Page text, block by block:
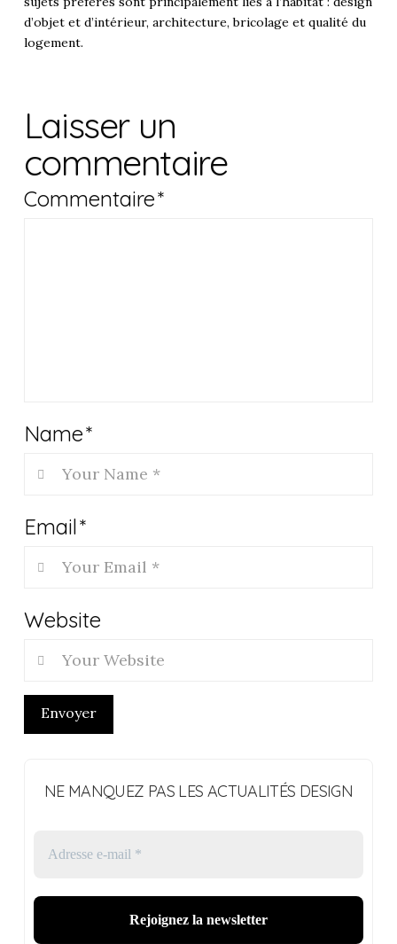
d’objet et d’intérieur, architecture, bricolage et qualité du
logement.
Laisser un
commentaire
Commentaire*
Name*
Email*
Website
Envoyer
NE MANQUEZ PAS LES ACTUALITÉS DESIGN